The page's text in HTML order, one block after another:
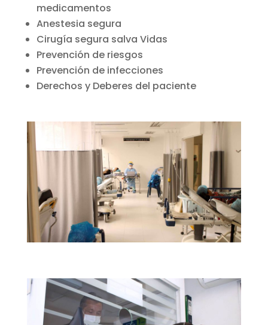
medicamentos
Anestesia segura
Cirugía segura salva Vidas
Prevención de riesgos
Prevención de infecciones
Derechos y Deberes del paciente